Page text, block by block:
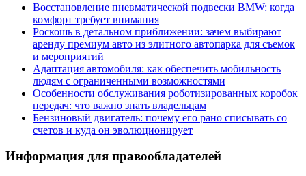
Восстановление пневматической подвески BMW: когда
комфорт требует внимания
Роскошь в детальном приближении: зачем выбирают
аренду премиум авто из элитного автопарка для съемок
и мероприятий
Адаптация автомобиля: как обеспечить мобильность
людям с ограниченными возможностями
Особенности обслуживания роботизированных коробок
передач: что важно знать владельцам
Бензиновый двигатель: почему его рано списывать со
счетов и куда он эволюционирует
Информация для правообладателей